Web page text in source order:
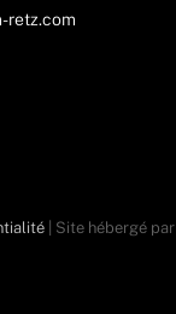
retz.com
| Site hébergé par